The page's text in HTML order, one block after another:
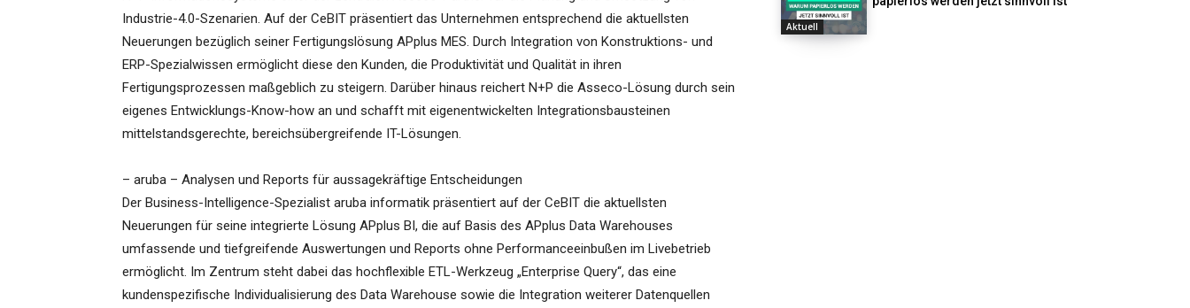
Industrie-4.0-Szenarien. Auf der CeBIT präsentiert das Unternehmen entsprechend die aktuellsten
Neuerungen bezüglich seiner Fertigungslösung APplus MES. Durch Integration von Konstruktions- und
ERP-Spezialwissen ermöglicht diese den Kunden, die Produktivität und Qualität in ihren
Fertigungsprozessen maßgeblich zu steigern. Darüber hinaus reichert N+P die Asseco-Lösung durch sein
eigenes Entwicklungs-Know-how an und schafft mit eigenentwickelten Integrationsbausteinen
mittelstandsgerechte, bereichsübergreifende IT-Lösungen.
– aruba – Analysen und Reports für aussagekräftige Entscheidungen
Der Business-Intelligence-Spezialist aruba informatik präsentiert auf der CeBIT die aktuellsten
Neuerungen für seine integrierte Lösung APplus BI, die auf Basis des APplus Data Warehouses
umfassende und tiefgreifende Auswertungen und Reports ohne Performanceeinbußen im Livebetrieb
ermöglicht. Im Zentrum steht dabei das hochflexible ETL-Werkzeug „Enterprise Query“, das eine
kundenspezifische Individualisierung des Data Warehouse sowie die Integration weiterer Datenquellen
Aktuell